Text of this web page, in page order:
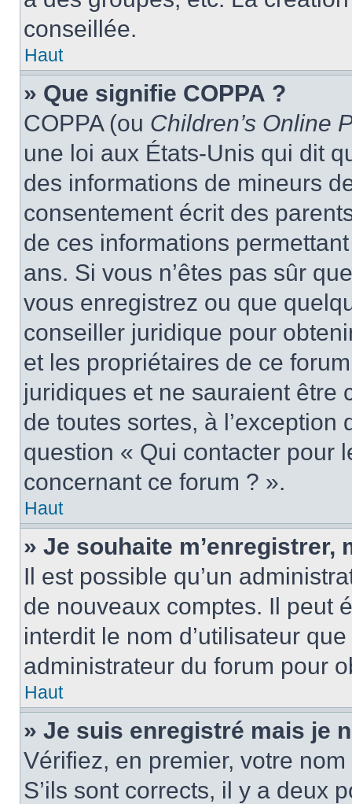
conseillée.
Haut
» Que signifie COPPA ?
COPPA (ou Children’s Online
une loi aux États-Unis qui dit
des informations de mineurs
consentement écrit des
de ces informations
ans. Si vous n’êtes pas sûr
vous enregistrez ou que
conseiller juridique pour
et les propriétaires de ce
juridiques et ne sauraient être
de toutes sortes, à
question « Qui contacter pour
concernant ce forum ? ».
Haut
» Je souhaite m’enregistrer,
Il est possible qu’un
de nouveaux comptes. Il peut
interdit le nom d’utilisateur
administrateur du forum pour
Haut
» Je suis enregistré mais je
Vérifiez, en premier, votre
S’ils sont corrects, il y a deux